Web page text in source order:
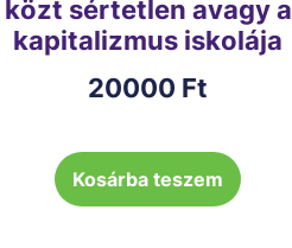
közt sértetlen avagy a
kapitalizmus iskolája
20000 Ft
Kosárba teszem